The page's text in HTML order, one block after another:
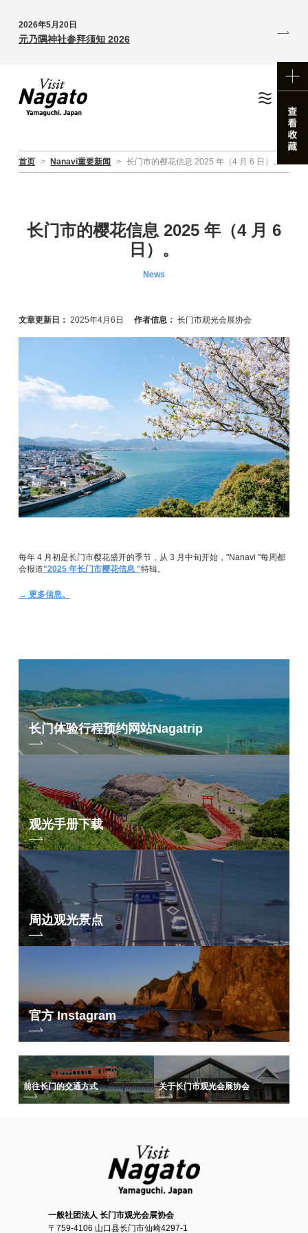
2026年5月20日
元乃隅神社参拜须知 2026
首页 > Nanavi重要新闻 > 长门市的樱花信息 2025 年（4 月 6 日）。
长门市的樱花信息 2025 年（4 月 6
日）。
News
文章更新日： 2025年4月6日 作者信息： 长门市观光会展协会
每年 4 月初是长门市樱花盛开的季节，从 3 月中旬开始，"Nanavi "每周都
会报道"2025 年长门市樱花信息 "特辑。
→ 更多信息。
长门体验行程预约网站Nagatrip
观光手册下载
周边观光景点
官方 Instagram
前往长门的交通方式 关于长门市观光会展协会
一般社团法人 长门市观光会展协会
〒759-4106 山口县长门市仙崎4297-1